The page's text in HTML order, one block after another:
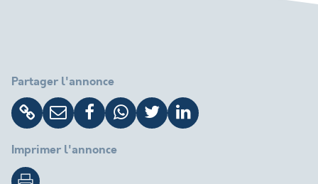
Partager l'annonce
Imprimer l'annonce